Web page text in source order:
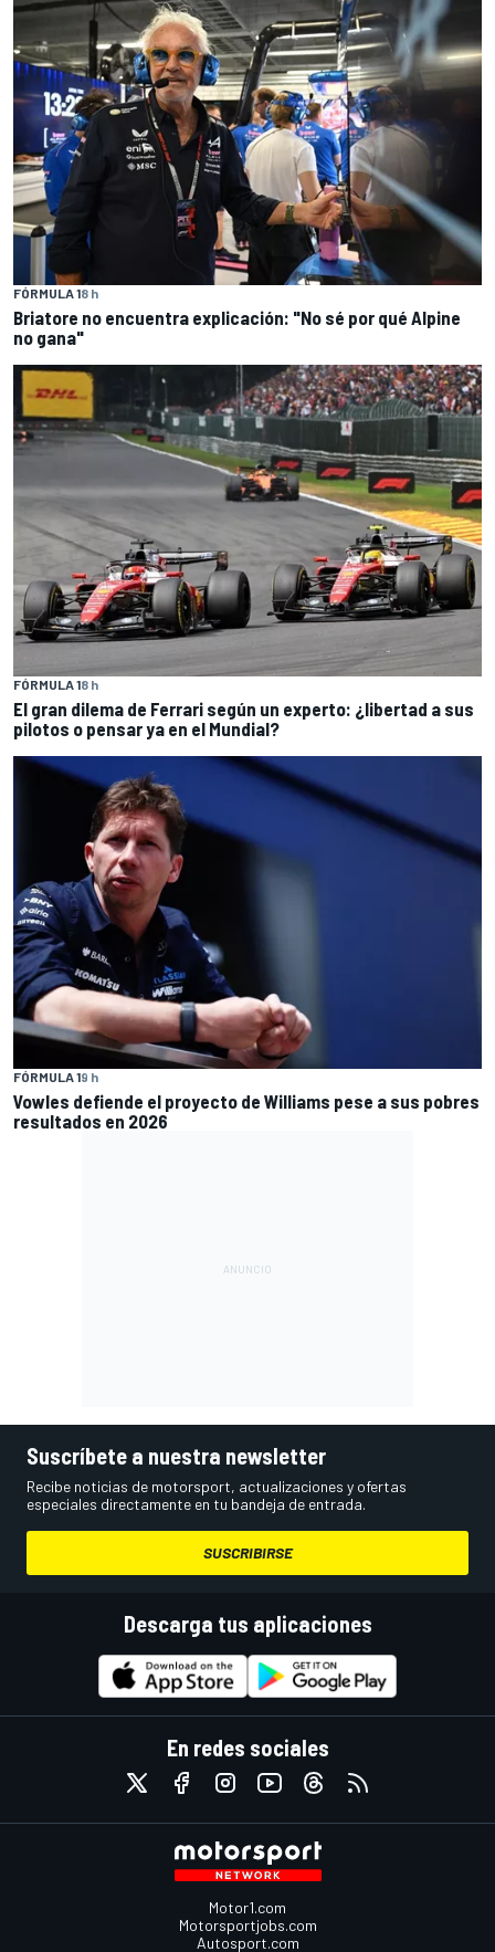
FÓRMULA 18 h
Briatore no encuentra explicación: "No sé por qué Alpine
no gana"
FÓRMULA 18 h
El gran dilema de Ferrari según un experto: ¿libertad a sus
pilotos o pensar ya en el Mundial?
FÓRMULA 19 h
Vowles defiende el proyecto de Williams pese a sus pobres
resultados en 2026
Suscríbete a nuestra newsletter
Recibe noticias de motorsport, actualizaciones y ofertas
especiales directamente en tu bandeja de entrada.
SUSCRIBIRSE
Descarga tus aplicaciones
En redes sociales
Motor1.com
Motorsportjobs.com
Autosport.com